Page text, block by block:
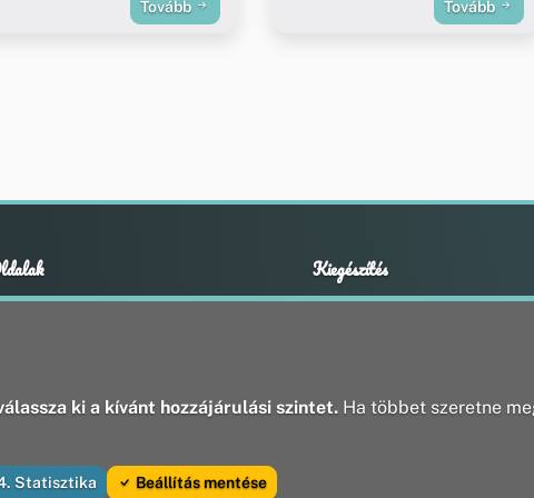
Tovább Tovább
Kiegészítés
Adatvédelmi nyilatkozat
ki a kívánt hozzájárulási szintet. Ha többet szeretne
Statisztika Beállítás mentése